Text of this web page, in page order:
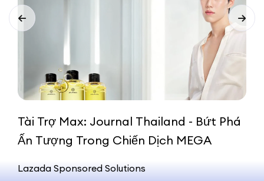
Tài Trợ Max: Journal Thailand - Bứt Phá
Ấn Tượng Trong Chiến Dịch MEGA
Lazada Sponsored Solutions